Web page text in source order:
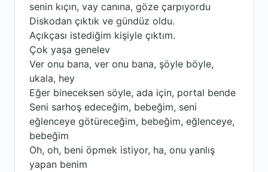
senin kıçın, vay canına, göze çarpıyordu
Diskodan çıktık ve gündüz oldu.
Açıkçası istediğim kişiyle çıktım.
Çok yaşa genelev
Ver onu bana, ver onu bana, şöyle böyle,
ukala, hey
Eğer bineceksen söyle, ada için, portal bende
Seni sarhoş edeceğim, bebeğim, seni
eğlenceye götüreceğim, bebeğim, eğlenceye,
bebeğim
Oh, oh, beni öpmek istiyor, ha, onu yanlış
yapan benim